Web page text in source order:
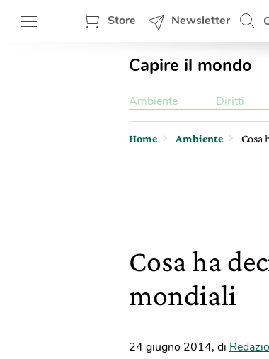
Store Newsletter
Capire il mondo
Ambiente Diritti
Home Ambiente Cosa
Cosa ha
mondiali
24 giugno 2014, di